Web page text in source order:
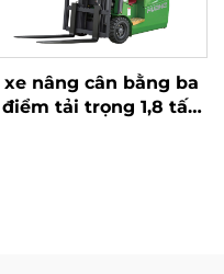
xe nâng cân bằng ba
điểm tải trọng 1,8 tấn